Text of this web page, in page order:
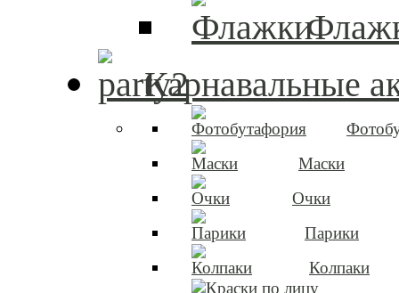
Карнавальные
Маски
Очки
Парики
Колпаки